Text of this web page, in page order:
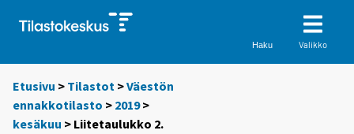
Haku Valikko
Etusivu > Tilastot >Väestön
ennakkotilasto > 2019>
kesäkuu > Liitetaulukko 2.